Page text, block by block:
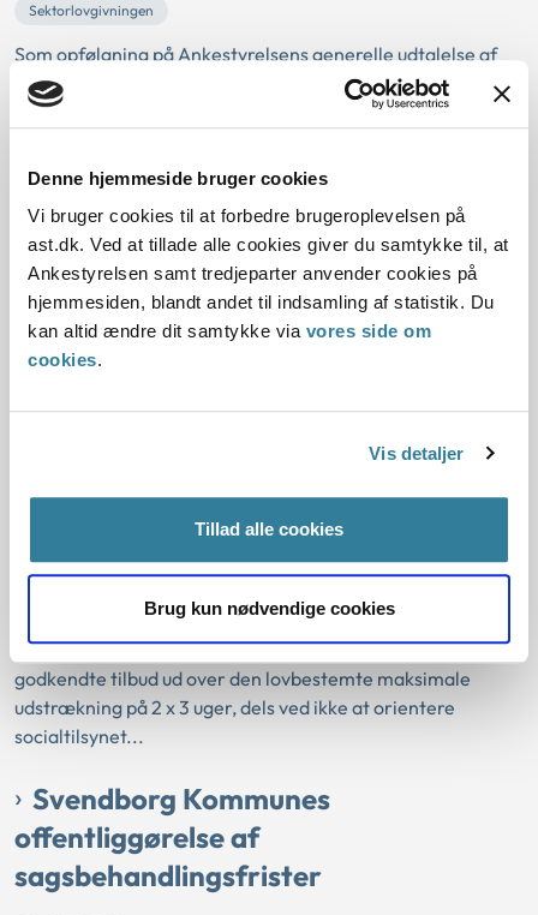
Denne hjemmeside bruger cookies
Vi bruger cookies til at forbedre brugeroplevelsen på
ast.dk. Ved at tillade alle cookies giver du samtykke til, at
Ankestyrelsen samt tredjeparter anvender cookies på
hjemmesiden, blandt andet til indsamling af statistik. Du
kan altid ændre dit samtykke via vores side om
cookies.
Vis detaljer
Tillad alle cookies
Brug kun nødvendige cookies
Sektorlovgivningen
Som opfølgning på Ankestyrelsens generelle udtalelse af
15. december 2023 om kommunernes offentliggjorte
sagsbehandlingsfrister efter retssikkerhedslovens § 3, stk.
udvalgte kommuners offentliggørelse af
Ankestyrelsen vurderede på baggrund af Faxe...
Egedal Kommunes brug af ikke
godkendte tilbud efter servicelovens §
4, stk. 4
14-05-2025
Godkendelse
Ankestyrelsen var blevet opmærksom på Egedal
Kommunes brug af ikke godkendte tilbud efter
Ankestyrelsen vurderede, at Egedal Kommune handlede i
strid med lovgivningen ved dels at placere borgere i ikke
godkendte tilbud ud over den lovbestemte maksimale
udstrækning på 2 x 3 uger, dels ved ikke at orientere
socialtilsynet...
Svendborg Kommunes
offentliggørelse af
sagsbehandlingsfrister